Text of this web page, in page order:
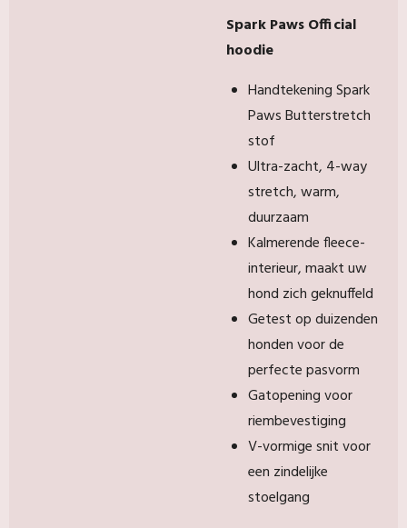
Spark Paws Official
hoodie
Handtekening Spark
Paws Butterstretch
stof
Ultra-zacht, 4-way
stretch, warm,
duurzaam
Kalmerende fleece-
interieur, maakt uw
hond zich geknuffeld
Getest op duizenden
honden voor de
perfecte pasvorm
Gatopening voor
riembevestiging
V-vormige snit voor
een zindelijke
stoelgang